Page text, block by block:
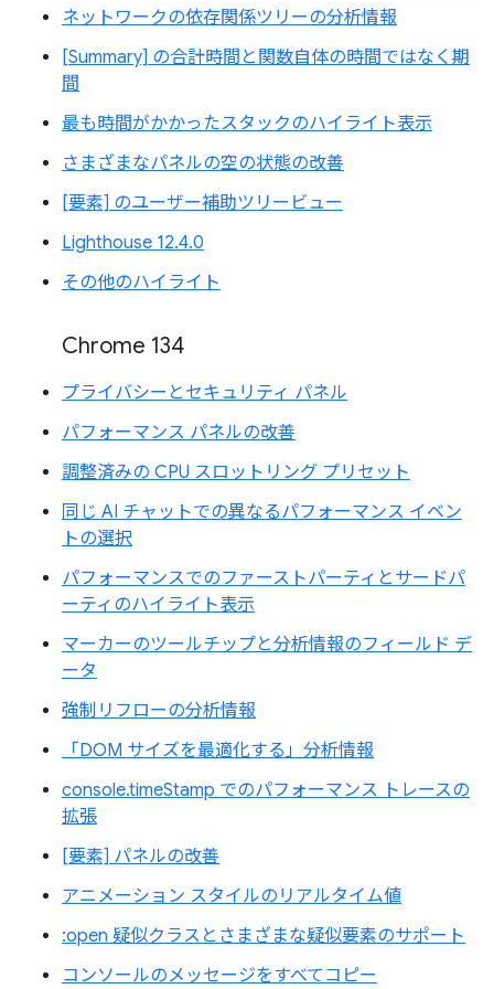
ネットワークの依存関係ツリーの分析情報
[Summary] の合計時間と関数自体の時間ではなく期
間
最も時間がかかったスタックのハイライト表示
さまざまなパネルの空の状態の改善
[要素] のユーザー補助ツリービュー
Lighthouse 12.4.0
その他のハイライト
Chrome 134
プライバシーとセキュリティ パネル
パフォーマンス パネルの改善
調整済みの CPU スロットリング プリセット
同じ AI チャットでの異なるパフォーマンス イベン
トの選択
パフォーマンスでのファーストパーティとサードパ
ーティのハイライト表示
マーカーのツールチップと分析情報のフィールド デ
ータ
強制リフローの分析情報
「DOM サイズを最適化する」分析情報
console.timeStamp でのパフォーマンス トレースの
拡張
[要素] パネルの改善
アニメーション スタイルのリアルタイム値
:open 疑似クラスとさまざまな疑似要素のサポート
コンソールのメッセージをすべてコピー